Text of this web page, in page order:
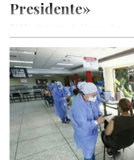
Presidente»
ofreció al país una explicación
para…